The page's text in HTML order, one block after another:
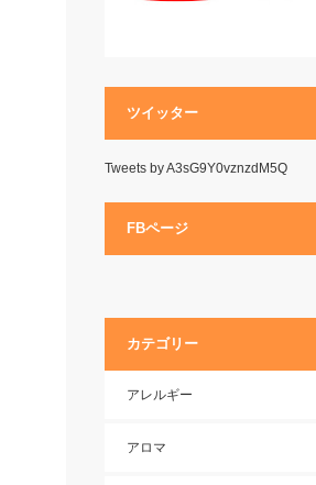
ツイッター
Tweets by A3sG9Y0vznzdM5Q
FBページ
カテゴリー
アレルギー
アロマ